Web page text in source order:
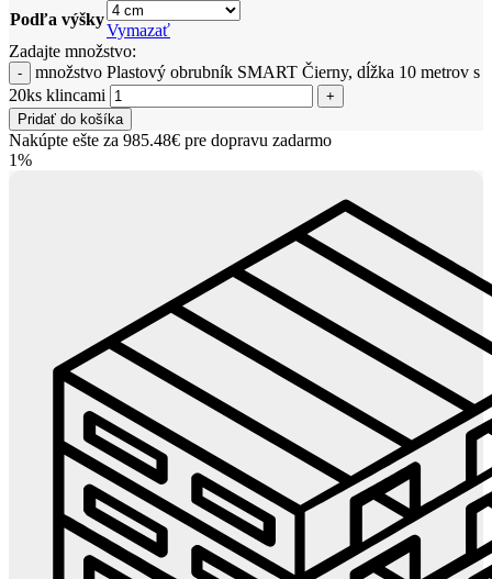
Podľa výšky
Vymazať
Zadajte množstvo:
množstvo Plastový obrubník SMART Čierny, dĺžka 10 metrov s
20ks klincami
Pridať do košíka
Nakúpte ešte za 985.48€ pre dopravu zadarmo
1%